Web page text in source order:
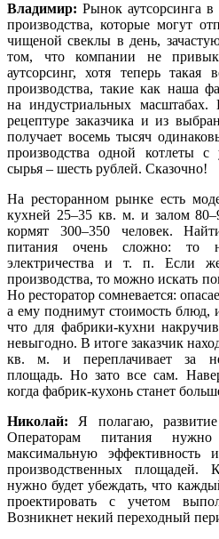
Владимир: Рынок аутсорсинга
производства, которые могут
чищеной свеклы в день,
том, что компании не
аутсорсинг, хотя теперь такая
производства, такие как наша
на индустриальных
рецептуре заказчика и из
получает восемь тысяч
производства одной котлеты
сырья – шесть рублей. Сказочно!
На ресторанном рынке есть
кухней 25–35 кв. м. и залом
кормят 300–350 человек.
питания очень сложно: то
электричества и т. п. Если же
производства, то можно искать
Но ресторатор сомневается:
а ему поднимут стоимость блюд,
что для фабрики-кухни
невыгодно. В итоге заказчик
кв. м. и переплачивает за
площадь. Но зато все сам.
когда фабрик-кухонь станет
Николай: Я полагаю,
Операторам питания
максимальную эффективность
производственных площадей.
нужно будет убеждать, что
проектировать с учетом
Возникнет некий переходный